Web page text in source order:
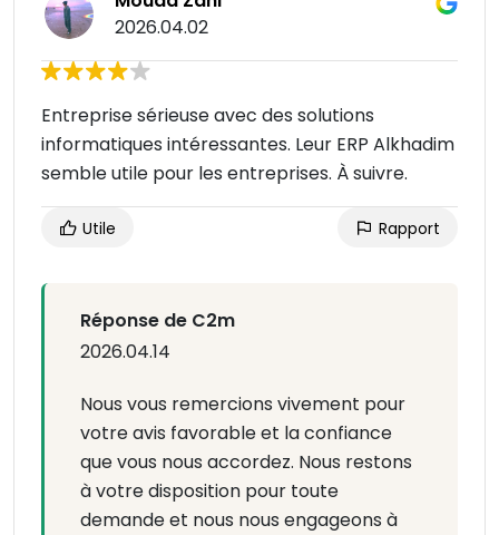
2026.04.02
Entreprise sérieuse avec des solutions
informatiques intéressantes. Leur ERP Alkhadim
semble utile pour les entreprises. À suivre.
Utile Rapport
Réponse de C2m
2026.04.14
Nous vous remercions vivement pour
votre avis favorable et la confiance
que vous nous accordez. Nous restons
à votre disposition pour toute
demande et nous nous engageons à